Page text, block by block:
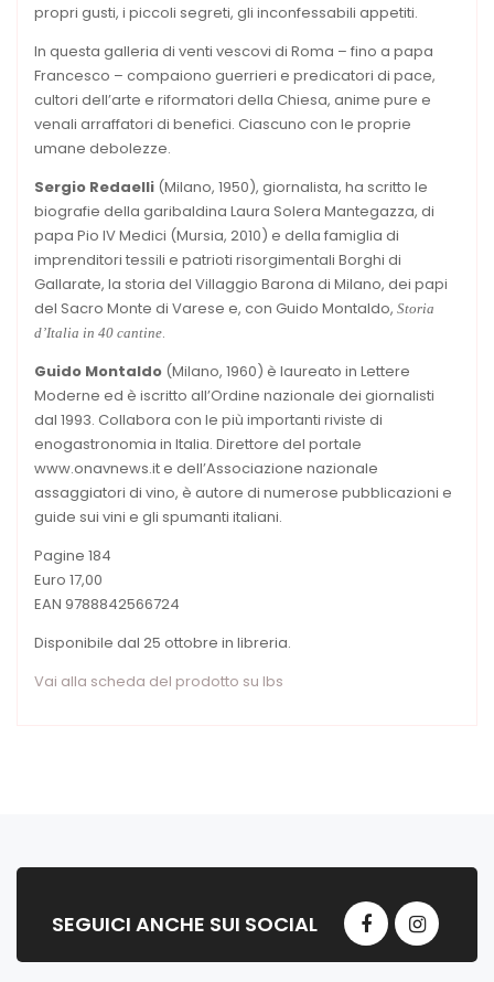
propri gusti, i piccoli segreti, gli inconfessabili appetiti.
In questa galleria di venti vescovi di Roma – fino a papa
Francesco – compaiono guerrieri e predicatori di pace,
cultori dell’arte e riformatori della Chiesa, anime pure e
venali arraffatori di benefici. Ciascuno con le proprie
umane debolezze.
Sergio Redaelli (Milano, 1950), giornalista, ha scritto le
biografie della garibaldina Laura Solera Mantegazza, di
papa Pio IV Medici (Mursia, 2010) e della famiglia di
imprenditori tessili e patrioti risorgimentali Borghi di
Gallarate, la storia del Villaggio Barona di Milano, dei papi
del Sacro Monte di Varese e, con Guido Montaldo, Storia
d’Italia in 40 cantine.
Guido Montaldo (Milano, 1960) è laureato in Lettere
Moderne ed è iscritto all’Ordine nazionale dei giornalisti
dal 1993. Collabora con le più importanti riviste di
enogastronomia in Italia. Direttore del portale
www.onavnews.it e dell’Associazione nazionale
assaggiatori di vino, è autore di numerose pubblicazioni e
guide sui vini e gli spumanti italiani.
Pagine 184
Euro 17,00
EAN 9788842566724
Disponibile dal 25 ottobre in libreria.
Vai alla scheda del prodotto su Ibs
SEGUICI ANCHE SUI SOCIAL